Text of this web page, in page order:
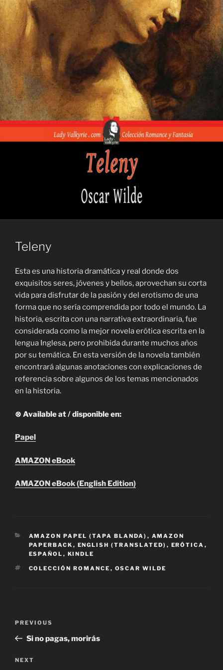
Teleny
Esta es una historia dramática y real donde dos
exquisitos seres, jóvenes y bellos, aprovechan su corta
vida para disfrutar de la pasión y del erotismo de una
forma que no sería comprendida por todo el mundo. La
historia, escrita con una narrativa extraordinaria, fue
considerada como la mejor novela erótica escrita en la
lengua Inglesa, pero prohibida durante muchos años
por su temática. En esta versión de la novela también
encontrará algunas anotaciones con explicaciones de
referencia sobre algunos de los temas mencionados
en la historia.
⊗ Available at / disponible en:
Papel
AMAZON eBook
AMAZON eBook (English Edition)
CATEGORIES
AMAZON PAPEL (TAPA BLANDA) , AMAZON
PAPERBACK , ENGLISH (TRANSLATED) , ERÓTICA ,
ESPAÑOL , KINDLE
TAGS
COLECCIÓN ROMANCE , OSCAR WILDE
Previous
Post
PREVIOUS
Si no pagas, morirás
Next
NEXT